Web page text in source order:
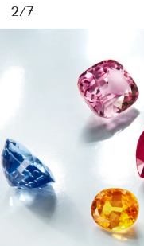
SPUR 2026
2026年9月号
2026-07-23発売
2/7